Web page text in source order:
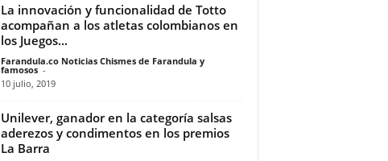
La innovación y funcionalidad de Totto
acompañan a los atletas colombianos en
los Juegos...
Farandula.co Noticias Chismes de Farandula y
famosos -
10 julio, 2019
Unilever, ganador en la categoría salsas
aderezos y condimentos en los premios
La Barra